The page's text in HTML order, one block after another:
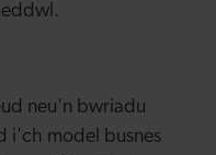
neu'n bwriadu
i'ch model busnes